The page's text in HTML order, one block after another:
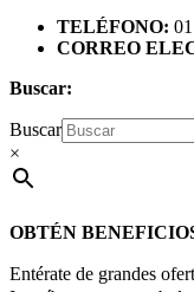
TELÉFONO:
CORREO
Buscar:
Buscar
×
OBTÉN
Entérate de grandes